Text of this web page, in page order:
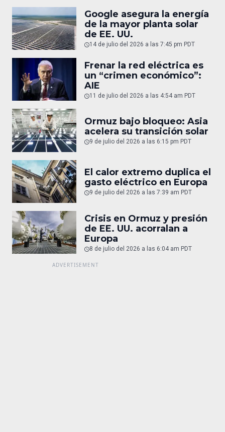
Google asegura la energía
de la mayor planta solar
de EE. UU.
14 de julio del 2026 a las 7:45 pm PDT
Frenar la red eléctrica es
un “crimen económico”:
AIE
11 de julio del 2026 a las 4:54 am PDT
Ormuz bajo bloqueo: Asia
acelera su transición solar
9 de julio del 2026 a las 6:15 pm PDT
El calor extremo duplica el
gasto eléctrico en Europa
9 de julio del 2026 a las 7:39 am PDT
Crisis en Ormuz y presión
de EE. UU. acorralan a
Europa
8 de julio del 2026 a las 6:04 am PDT